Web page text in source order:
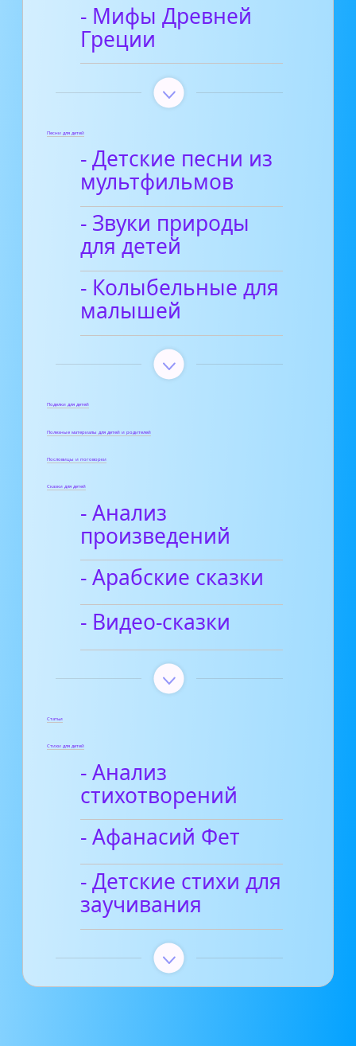
- Мифы Древней
Греции
Песни для детей
- Детские песни из
мультфильмов
- Звуки природы
для детей
- Колыбельные для
малышей
Поделки для детей
Полезные материалы для детей и родителей
Пословицы и поговорки
Сказки для детей
- Анализ
произведений
- Арабские сказки
- Видео-сказки
Статьи
Стихи для детей
- Анализ
стихотворений
- Афанасий Фет
- Детские стихи для
заучивания